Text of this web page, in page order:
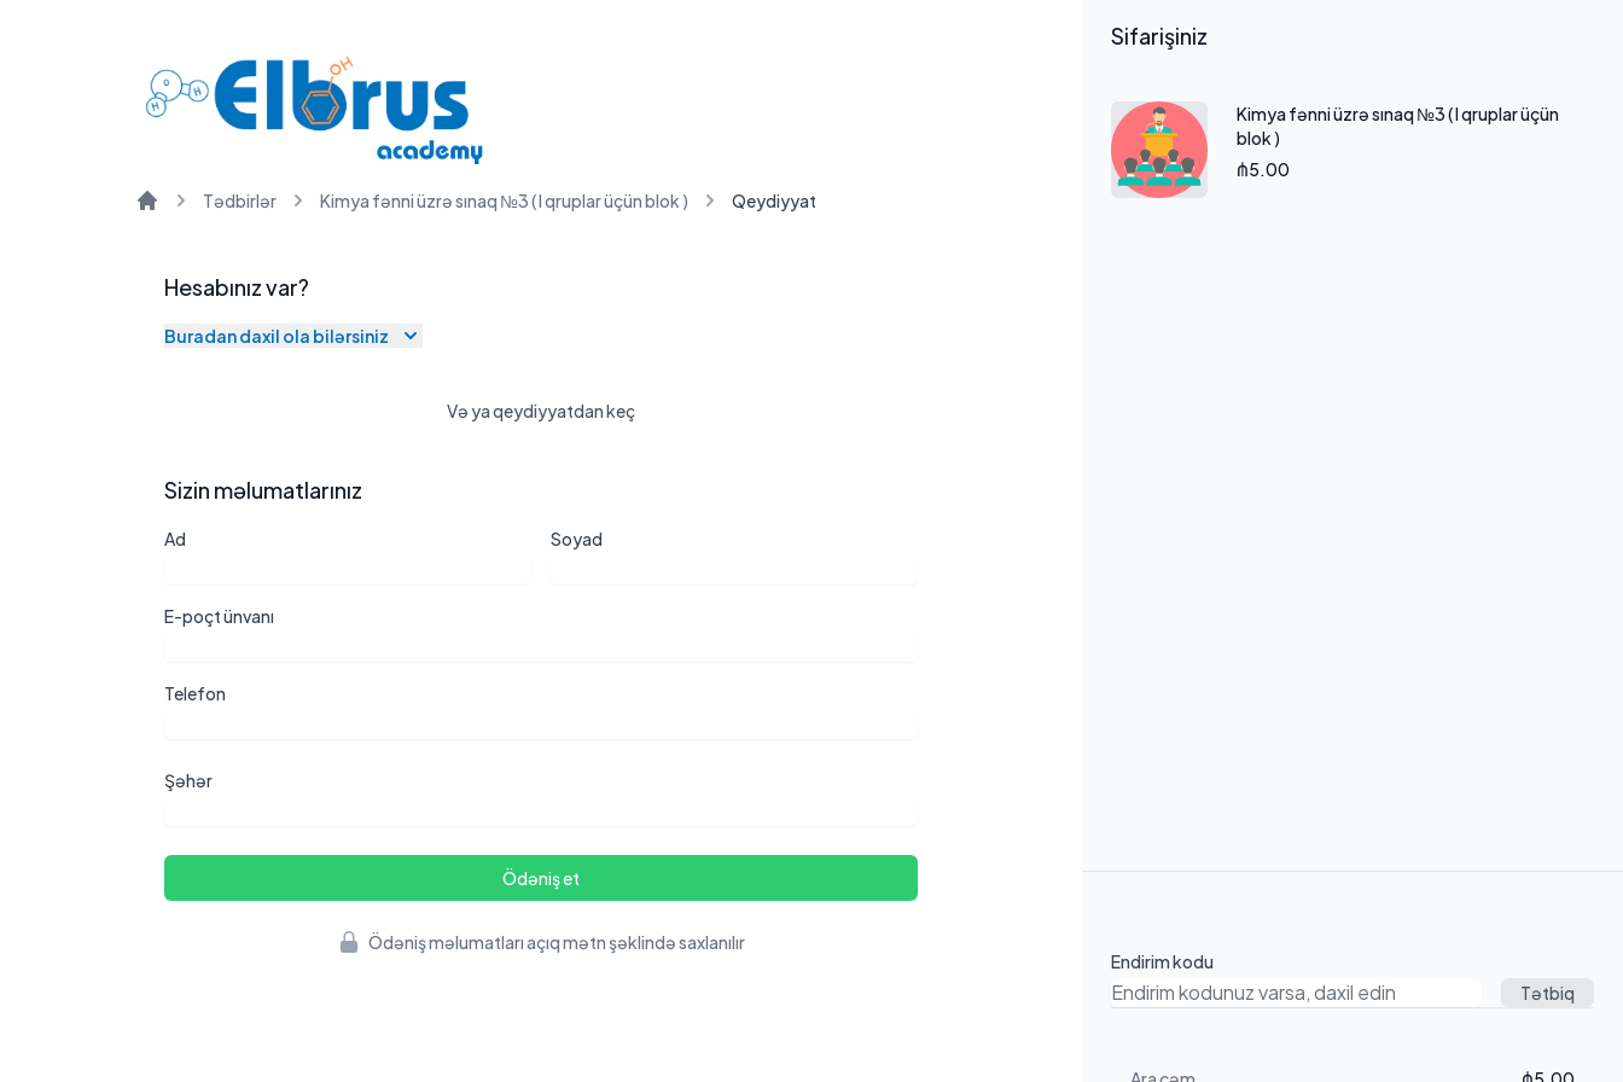
Sifarişiniz
Kimya fənni üzrə sınaq №3 ( I qruplar üçün
blok )
₼5.00
Endirim kodu
Tətbiq
Ödəniş və çatdırılma məlumatları
Tədbirlər Kimya fənni üzrə sınaq №3 ( I qruplar üçün blok ) Qeydiyyat
Hesabınız var?
Buradan daxil ola bilərsiniz
Və ya qeydiyyatdan keç
Sizin məlumatlarınız
Ad Soyad
E-poçt ünvanı
Telefon
Şəhər
Ödəniş et
Ödəniş məlumatları açıq mətn şəklində saxlanılır